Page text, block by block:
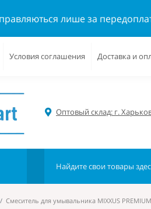
лише за
Условия соглашения Доставка и
Оптовый склад: г.
Смеситель для умывальника MIXXUS